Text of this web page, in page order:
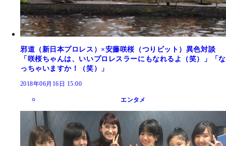
邪道（新日本プロレス）×安藤咲桜（つりビット）異色対談
「咲桜ちゃんは、いいプロレスラーにもなれるよ（笑）」「な
っちゃいますか！（笑）」
2018年06月16日 15:00
エンタメ